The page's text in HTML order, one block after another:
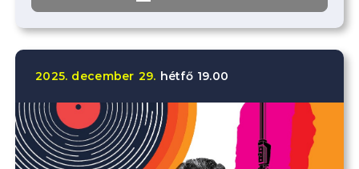
2025. december 29. hétfő 19.00